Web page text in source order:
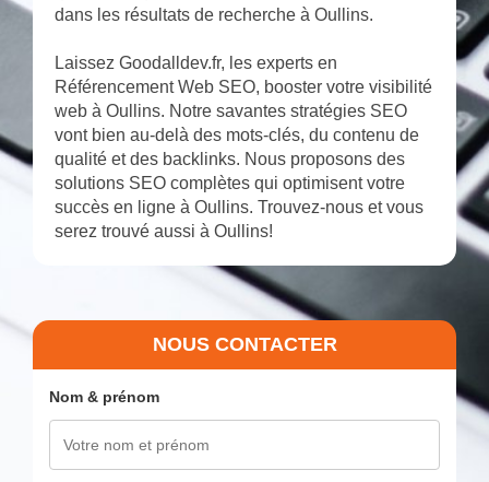
dans les résultats de recherche à Oullins.
Laissez Goodalldev.fr, les experts en
Référencement Web SEO, booster votre visibilité
web à Oullins. Notre savantes stratégies SEO
vont bien au-delà des mots-clés, du contenu de
qualité et des backlinks. Nous proposons des
solutions SEO complètes qui optimisent votre
succès en ligne à Oullins. Trouvez-nous et vous
serez trouvé aussi à Oullins!
NOUS CONTACTER
Nom & prénom